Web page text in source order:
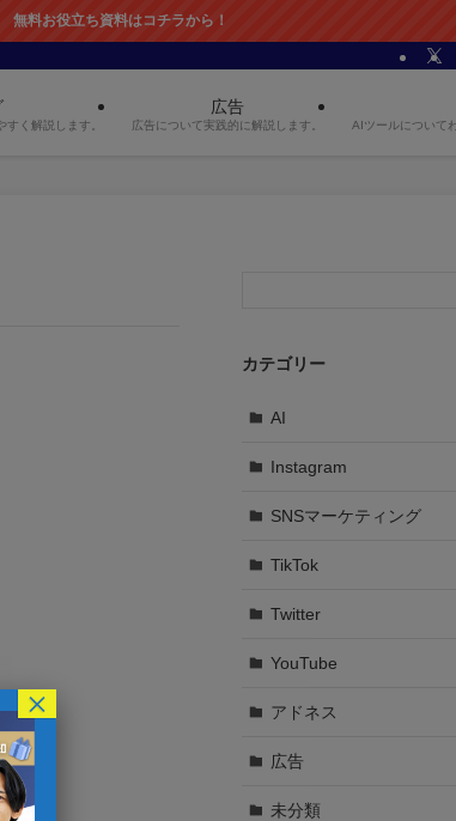
お役立ち資料はコチラから！
く解説します。
広告
広告について実践的に解説します。 AIツールについて
カテゴリー
AI
Instagram
SNSマーケティング
TikTok
Twitter
YouTube
アドネス
広告
未分類
×